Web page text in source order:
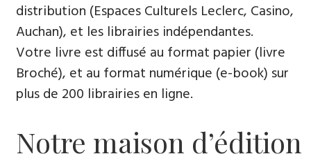
distribution (Espaces Culturels Leclerc, Casino,
Auchan), et les librairies indépendantes.
Votre livre est diffusé au format papier (livre
Broché), et au format numérique (e-book) sur
plus de 200 librairies en ligne.
Notre maison d’édition